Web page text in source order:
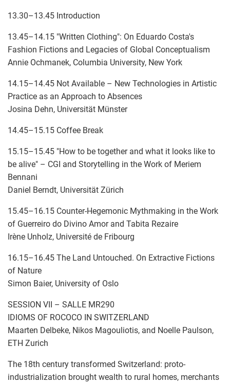
13.30–13.45 Introduction
13.45–14.15 "Written Clothing": On Eduardo Costa's
Fashion Fictions and Legacies of Global Conceptualism
Annie Ochmanek, Columbia University, New York
14.15–14.45 Not Available – New Technologies in Artistic
Practice as an Approach to Absences
Josina Dehn, Universität Münster
14.45–15.15 Coffee Break
15.15–15.45 "How to be together and what it looks like to
be alive" – CGI and Storytelling in the Work of Meriem
Bennani
Daniel Berndt, Universität Zürich
15.45–16.15 Counter-Hegemonic Mythmaking in the Work
of Guerreiro do Divino Amor and Tabita Rezaire
Irène Unholz, Université de Fribourg
16.15–16.45 The Land Untouched. On Extractive Fictions
of Nature
Simon Baier, University of Oslo
SESSION VII – SALLE MR290
IDIOMS OF ROCOCO IN SWITZERLAND
Maarten Delbeke, Nikos Magouliotis, and Noelle Paulson,
ETH Zurich
The 18th century transformed Switzerland: proto-
industrialization brought wealth to rural homes, merchants